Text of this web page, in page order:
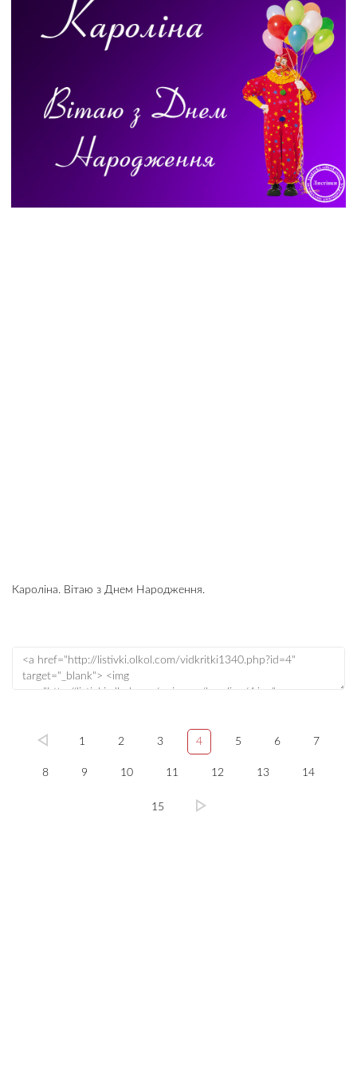
Кароліна. Вітаю з Днем Народження.
1 2 3 4 5 6 7
8 9 10 11 12 13 14
15